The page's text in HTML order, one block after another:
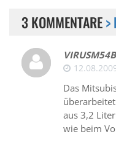
3 KOMMENTARE>
Das
aus 3,2
wie beim